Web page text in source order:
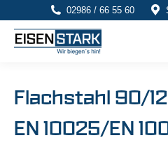
02986 / 66 55 60
Flachstahl 90/
EN 10025/EN